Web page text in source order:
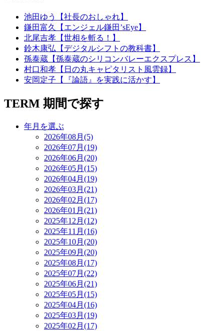
池田ゆう【社長のおしゃれ】
鎌田富久【エンジェル鎌田’sEye】
北尾吉孝【世相を斬る！】
鈴木康弘【デジタルシフトの教科書】
孫泰蔵【孫泰蔵のシリコンバレーエクスプレス】
村口和孝【日の丸キャピタリスト風雲録】
安岡定子【『論語』を実践に活かす】
TERM 期間で探す
年月を選ぶ
2026年08月(5)
2026年07月(19)
2026年06月(20)
2026年05月(15)
2026年04月(19)
2026年03月(21)
2026年02月(17)
2026年01月(21)
2025年12月(12)
2025年11月(16)
2025年10月(20)
2025年09月(20)
2025年08月(17)
2025年07月(22)
2025年06月(21)
2025年05月(15)
2025年04月(16)
2025年03月(19)
2025年02月(17)